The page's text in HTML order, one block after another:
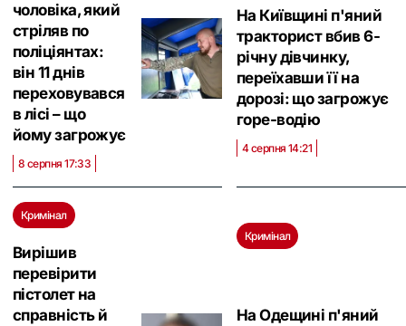
чоловіка, який
стріляв по
поліціянтах:
він 11 днів
переховувався
в лісі – що
йому загрожує
8 серпня 17:33
На Київщині п'яний
тракторист вбив 6-
річну дівчинку,
переїхавши її на
дорозі: що загрожує
горе-водію
4 серпня 14:21
Кримінал
Вирішив
перевірити
пістолет на
справність й
Кримінал
На Одещині п'яний